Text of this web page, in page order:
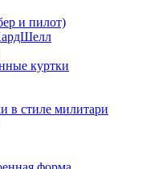
и пилот)
куртки
в стиле милитари